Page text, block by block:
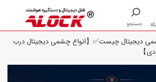
دیجیتال چیست✅【انواع چشمی دیجیتال درب
】